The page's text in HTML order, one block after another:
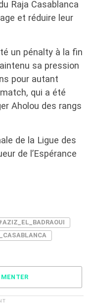
Raja Casablanca
et réduire leur
un pénalty à la fin
sa pression
pour autant
qui a été
Aholou des rangs
de la Ligue des
de l’Espérance